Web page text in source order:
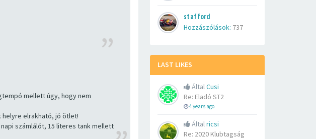
stafford
Hozzászólások: 737
LAST LIKES
ÁltalCusi
Re: Eladó ST2
4 years ago
Általricsi
Re: 2020 Klubtagság
mellett úgy, hogy nem
helyre elrakható, jó ötlet!
számlálót, 15 literes tank mellett